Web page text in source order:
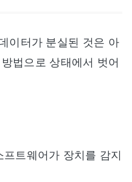
이터가 분실된 것은 아
법으로 상태에서 벗어
프트웨어가 장치를 감지